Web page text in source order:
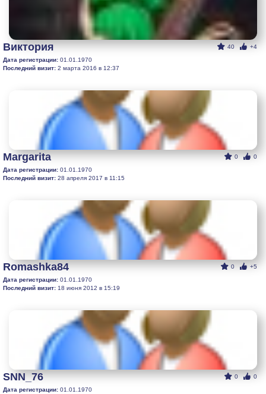
40 +4
Виктория
Дата регистрации: 01.01.1970
Последний визит: 2 марта 2016 в 12:37
0 0
Margarita
Дата регистрации: 01.01.1970
Последний визит: 28 апреля 2017 в 11:15
0 +5
Romashka84
Дата регистрации: 01.01.1970
Последний визит: 18 июня 2012 в 15:19
0 0
SNN_76
Дата регистрации: 01.01.1970